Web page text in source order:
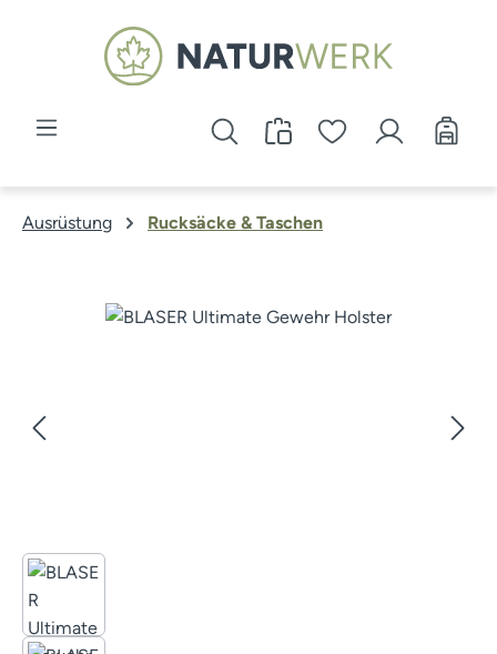
Zum Hauptinhalt springen
Ausrüstung Rucksäcke & Taschen
Bildergalerie überspringen